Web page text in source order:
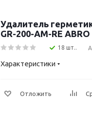
Удалитель
GR-200-AM-RE ABRO
18 шт..
Характеристики
Отложить